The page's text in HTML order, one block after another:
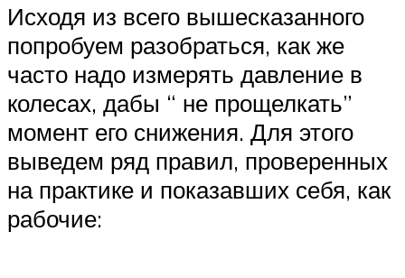
Исходя из всего вышесказанного
попробуем разобраться, как же
часто надо измерять давление в
колесах, дабы “ не прощелкать”
момент его снижения. Для этого
выведем ряд правил, проверенных
на практике и показавших себя, как
рабочие: